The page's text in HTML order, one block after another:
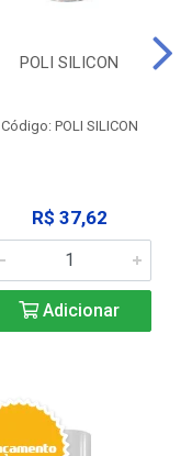
POLI SILICON
Código: POLI SILICON
R$ 37,62
Adicionar